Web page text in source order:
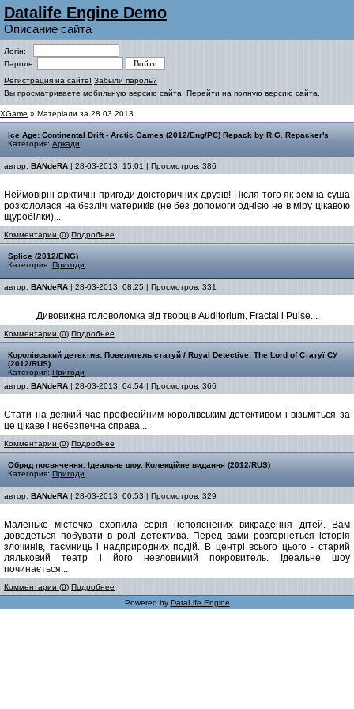
Datalife Engine Demo
Описание сайта
Логін:
Пароль:
Регистрация на сайте! Забыли пароль?
Вы просматриваете мобильную версию сайта. Перейти на полную версию сайта.
XGame » Матеріали за 28.03.2013
Ice Age: Continental Drift - Arctic Games (2012/Eng/PC) Repack by R.G. Repacker's
Категория: Аркади
автор: BANdeRA | 28-03-2013, 15:01 | Просмотров: 386
Неймовірні арктичні пригоди доісторичних друзів! Після того як земна суша
розкололася на безліч материків (не без допомоги однією не в міру цікавою
щуробілки)...
Комментарии (0) Подробнее
Splice (2012/ENG)
Категория: Пригоди
автор: BANdeRA | 28-03-2013, 08:25 | Просмотров: 331
Дивовижна головоломка від творців Auditorium, Fractal і Pulse...
Комментарии (0) Подробнее
Королівський детектив: Повелитель статуй / Royal Detective: The Lord of Статуї СУ
(2012/RUS)
Категория: Пригоди
автор: BANdeRA | 28-03-2013, 04:54 | Просмотров: 366
Стати на деякий час професійним королівським детективом і візьміться за
це цікаве і небезпечна справа...
Комментарии (0) Подробнее
Обряд посвячення. Ідеальне шоу. Колекційне видання (2012/RUS)
Категория: Пригоди
автор: BANdeRA | 28-03-2013, 00:53 | Просмотров: 329
Маленьке містечко охопила серія непояснених викрадення дітей. Вам
доведеться побувати в ролі детектива. Перед вами розгорнеться історія
злочинів, таємниць і надприродних подій. В центрі всього цього - старий
ляльковий театр і його невловимий покровитель. Ідеальне шоу
починається...
Комментарии (0) Подробнее
Powered by DataLife Engine